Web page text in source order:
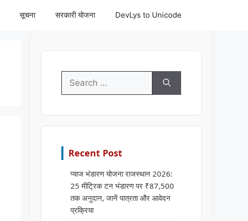
सूचना सरकारी योजना DevLys to Unicode
Search
for:
Recent Post
प्याज भंडारण योजना राजस्थान 2026:
25 मीट्रिक टन भंडारण पर ₹87,500
तक अनुदान, जानें पात्रता और आवेदन
प्रक्रिया